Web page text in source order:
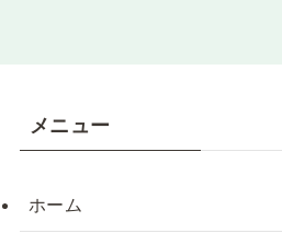
メニュー
ホーム